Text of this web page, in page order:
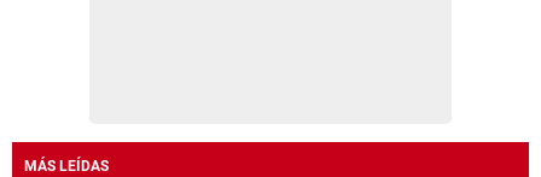
MÁS LEÍDAS